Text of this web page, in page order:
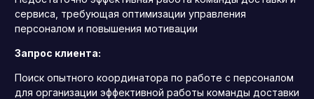
сервиса, требующая оптимизации управления
персоналом и повышения мотивации
Запрос клиента:
Поиск опытного координатора по работе с персоналом
для организации эффективной работы команды доставки